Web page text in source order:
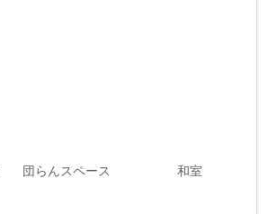
団らんスペース 和室